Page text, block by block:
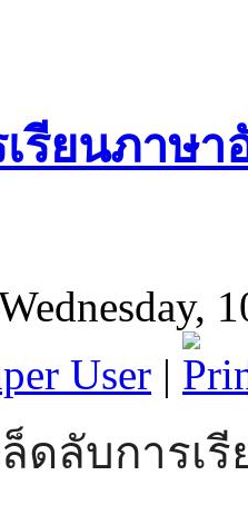
รียนภาษ
User |
ล็ดลับการเ